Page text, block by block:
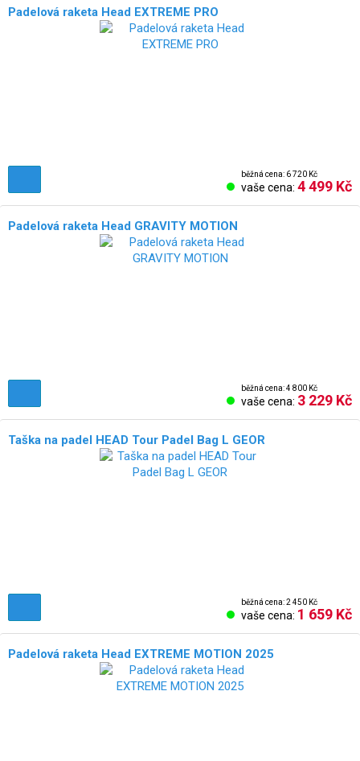
Padelová raketa Head EXTREME PRO
běžná cena: 6 720 Kč
vaše cena: 4 499 Kč
Padelová raketa Head GRAVITY MOTION
běžná cena: 4 800 Kč
vaše cena: 3 229 Kč
Taška na padel HEAD Tour Padel Bag L GEOR
běžná cena: 2 450 Kč
vaše cena: 1 659 Kč
Padelová raketa Head EXTREME MOTION 2025